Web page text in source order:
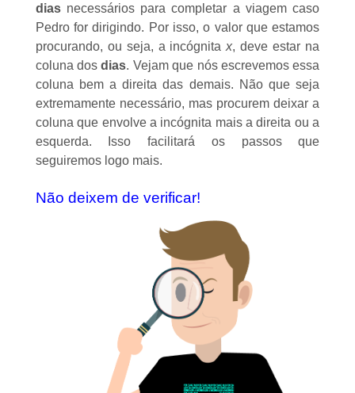
dias necessários para completar a viagem caso
Pedro for dirigindo. Por isso, o valor que estamos
procurando, ou seja, a incógnitax, deve estar na
coluna dosdias. Vejam que nós escrevemos essa
coluna bem a direita das demais. Não que seja
extremamente necessário, mas procurem deixar a
coluna que envolve a incógnita mais a direita ou a
esquerda. Isso facilitará os passos que
seguiremos logo mais.
Não deixem de verificar!